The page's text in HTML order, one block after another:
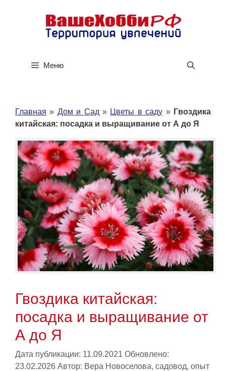
содержимому
Меню
Главная » Дом и Сад » Цветы в саду » Гвоздика
китайская: посадка и выращивание от А до Я
Гвоздика китайская:
посадка и выращивание от
А до Я
Дата публикации: 11.09.2021 Обновлено:
23.02.2026 Автор: Вера Новоселова, садовод, опыт